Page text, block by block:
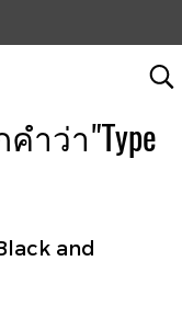
ำว่า"Type
and